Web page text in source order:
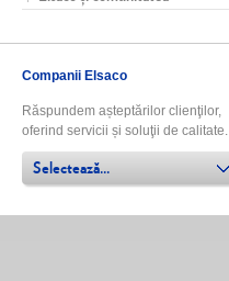
Companii Elsaco
Răspundem așteptărilor clienţilor,
oferind servicii și soluţii de calitate.
Selectează...